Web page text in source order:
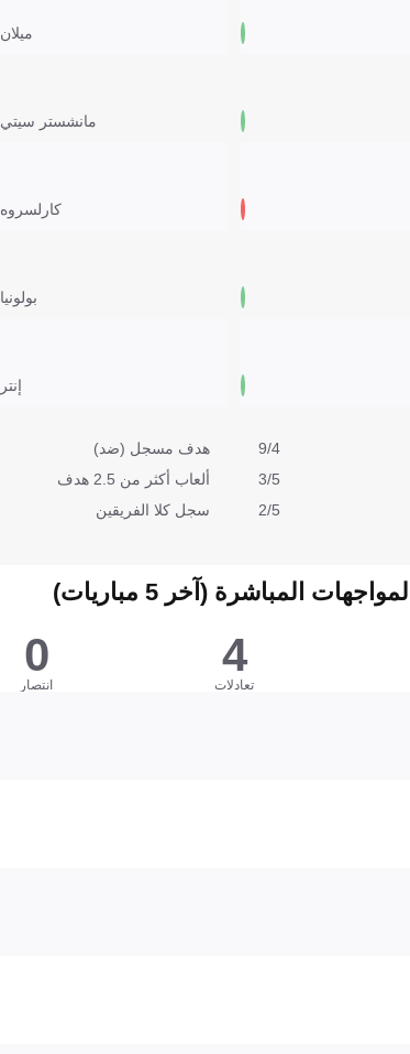
9/4
3/5
2/5
ميلان
مانشستر سيتي
كارلسروه
بولونيا
إنتر
هدف مسجل (ضد)
ألعاب أكثر من 2.5 هدف
سجل كلا الفريقين
المواجهات المباشرة (آخر 5 مباريات)
4
تعادلات
0
انتصار